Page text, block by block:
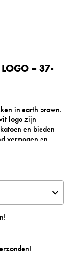
– 37-
in earth brown.
logo zijn
en bieden
vermogen en
of een
mooi aan